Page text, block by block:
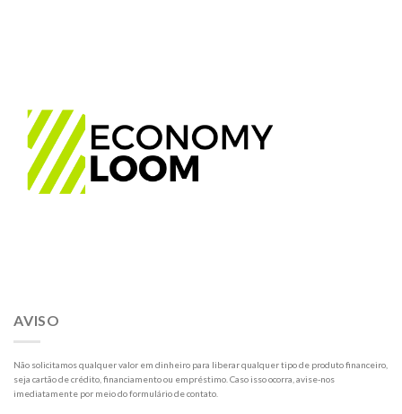
AVISO
Não solicitamos qualquer valor em dinheiro para liberar qualquer tipo de produto financeiro,
seja cartão de crédito, financiamento ou empréstimo. Caso isso ocorra, avise-nos
imediatamente por meio do formulário de contato.